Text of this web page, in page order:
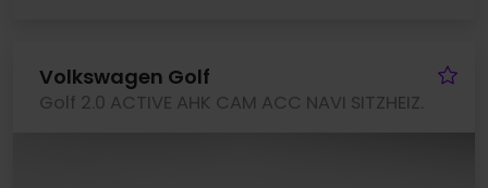
Volkswagen Golf
Golf 2.0 ACTIVE AHK CAM ACC NAVI SITZHEIZ.